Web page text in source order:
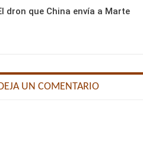
dron que China envía a Marte
UN COMENTARIO